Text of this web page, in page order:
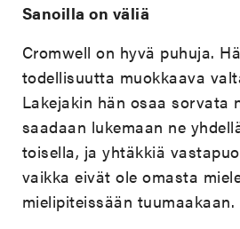
Sanoilla on väliä
Cromwell on hyvä puhuja.
todellisuutta muokkaava
Lakejakin hän osaa sorvata
saadaan lukemaan ne
toisella, ja yhtäkkiä
vaikka eivät ole omasta
mielipiteissään tuumaakaan.